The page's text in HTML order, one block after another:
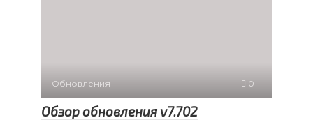
Обновления 0
Обзор обновления v7.702